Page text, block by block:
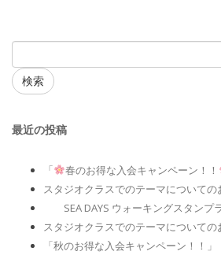
検索
最近の投稿
「 春のお得な入会キャンペーン！！
スタジオクラスでのテーマについての
SEA DAYS ウォーキングスタンプ
スタジオクラスでのテーマについての
「秋のお得な入会キャンペーン！！」